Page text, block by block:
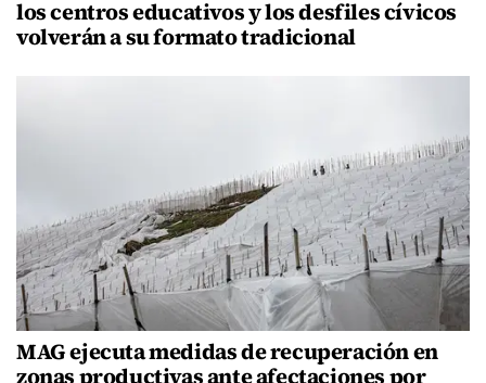
los centros educativos y los desfiles cívicos
volverán a su formato tradicional
MAG ejecuta medidas de recuperación en